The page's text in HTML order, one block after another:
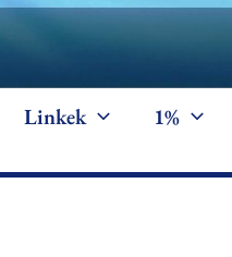
Linkek 1%